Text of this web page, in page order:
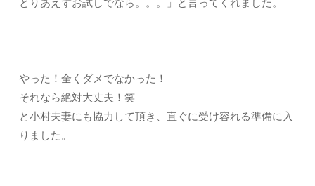
やった！全くダメでなかった！
それなら絶対大丈夫！笑
と小村夫妻にも協力して頂き、直ぐに受け容れる準備に入
りました。